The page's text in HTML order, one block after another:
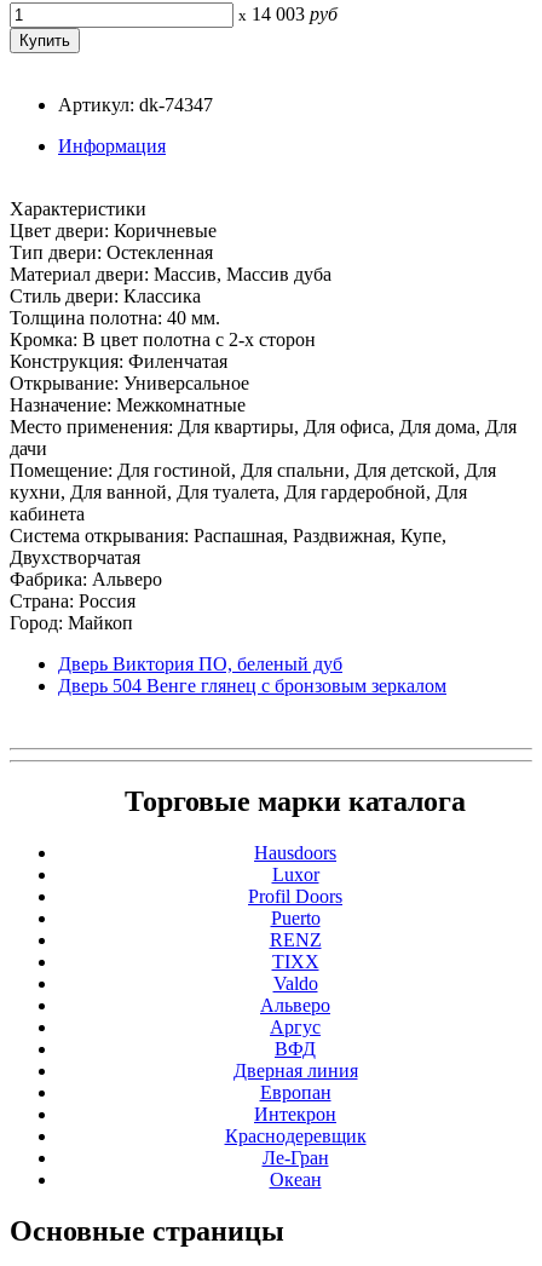
x 14 003 руб
Артикул: dk-74347
Информация
Характеристики
Цвет двери: Коричневые
Тип двери: Остекленная
Материал двери: Массив, Массив дуба
Стиль двери: Классика
Толщина полотна: 40 мм.
Кромка: В цвет полотна с 2-х сторон
Конструкция: Филенчатая
Открывание: Универсальное
Назначение: Межкомнатные
Место применения: Для квартиры, Для офиса, Для дома, Для
дачи
Помещение: Для гостиной, Для спальни, Для детской, Для
кухни, Для ванной, Для туалета, Для гардеробной, Для
кабинета
Система открывания: Распашная, Раздвижная, Купе,
Двухстворчатая
Фабрика: Альверо
Страна: Россия
Город: Майкоп
Дверь Виктория ПО, беленый дуб
Дверь 504 Венге глянец с бронзовым зеркалом
Торговые марки каталога
Hausdoors
Luxor
Profil Doors
Puerto
RENZ
TIXX
Valdo
Альверо
Аргус
ВФД
Дверная линия
Европан
Интекрон
Краснодеревщик
Ле-Гран
Океан
Основные страницы